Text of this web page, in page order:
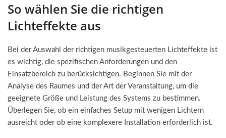
So wählen Sie die richtigen
Lichteffekte aus
Bei der Auswahl der richtigen musikgesteuerten Lichteffekte ist
es wichtig, die spezifischen Anforderungen und den
Einsatzbereich zu berücksichtigen. Beginnen Sie mit der
Analyse des Raumes und der Art der Veranstaltung, um die
geeignete Größe und Leistung des Systems zu bestimmen.
Überlegen Sie, ob ein einfaches Setup mit wenigen Lichtern
ausreicht oder ob eine komplexere Installation erforderlich ist.